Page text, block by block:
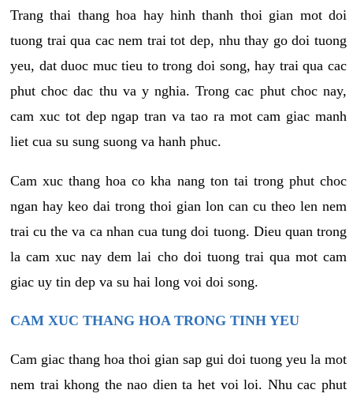
Trang thai thang hoa hay hinh thanh thoi gian mot doi
tuong trai qua cac nem trai tot dep, nhu thay go doi tuong
yeu, dat duoc muc tieu to trong doi song, hay trai qua cac
phut choc dac thu va y nghia. Trong cac phut choc nay,
cam xuc tot dep ngap tran va tao ra mot cam giac manh
liet cua su sung suong va hanh phuc.
Cam xuc thang hoa co kha nang ton tai trong phut choc
ngan hay keo dai trong thoi gian lon can cu theo len nem
trai cu the va ca nhan cua tung doi tuong. Dieu quan trong
la cam xuc nay dem lai cho doi tuong trai qua mot cam
giac uy tin dep va su hai long voi doi song.
CAM XUC THANG HOA TRONG TINH YEU
Cam giac thang hoa thoi gian sap gui doi tuong yeu la mot
nem trai khong the nao dien ta het voi loi. Nhu cac phut